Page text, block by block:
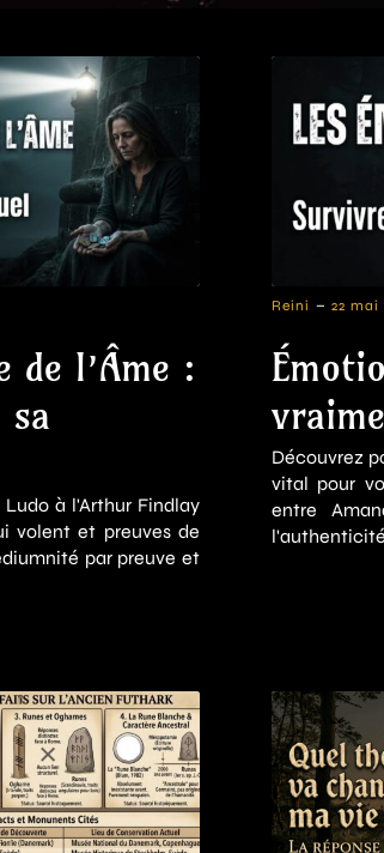
de l’Âme :
sa
à l'Arthur Findlay
volent et preuves de
par preuve et
Reini - 22 mai
Découvrez
vital pour
entre